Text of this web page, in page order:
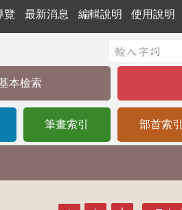
覽 最新消息 編輯說明 使用說明
本檢索
筆畫索引 部首索引